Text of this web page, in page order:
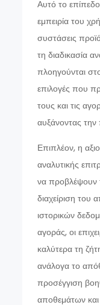
Αυτό το επίπεδο
εμπειρία του
συστάσεις
τη διαδικασία
πλοηγούνται
επιλογές που
τους και τις
αυξάνοντας
Επιπλέον, η
αναλυτικής
να προβλέψουν
διαχείριση
ιστορικών
αγοράς, οι
καλύτερα τη
ανάλογα το
προσέγγιση
αποθεμάτων